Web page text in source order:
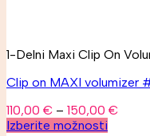
1-Delni Maxi Clip On
Clip on MAXI volumizer
110,00 € – 150,00 €
Izberite možnosti